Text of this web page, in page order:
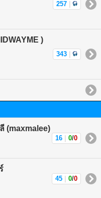
257
)
343
(maxmalee)
16 0/0
45 0/0